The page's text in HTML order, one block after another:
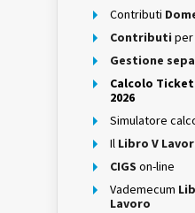
Contributi
Contributi per
Gestione
Calcolo
2026
Simulatore
Il Libro V
CIGS on-line
Vademecum
Lavoro